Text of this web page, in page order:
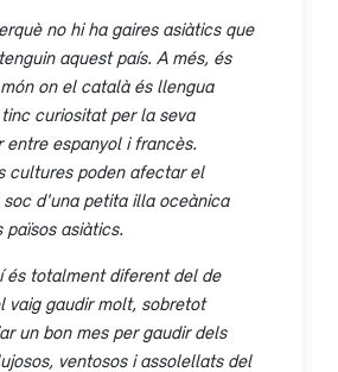
no hi ha gaires asiàtics que
aquest país. A més, és
on el català és llengua
curiositat per la seva
entre espanyol i francès.
cultures poden afectar el
soc d'una petita illa oceànica
asiàtics.
és totalment diferent del de
vaig gaudir molt, sobretot
un bon mes per gaudir dels
ventosos i assolellats del